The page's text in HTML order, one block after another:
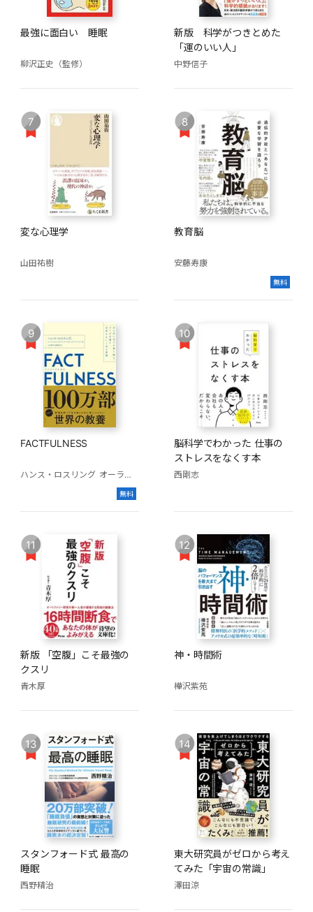
最強に面白い 睡眠
柳沢正史（監修）
新版 科学がつきとめた
「運のいい人」
中野信子
7
変な心理学
山田祐樹
8
教育脳
安藤寿康
無料
9
FACTFULNESS
ハンス・ロスリング オーラ・ロスリング アンナ・ロスリング・ロンランド
無料
10
脳科学でわかった 仕事の
ストレスをなくす本
西剛志
11
新版 「空腹」こそ最強の
クスリ
青木厚
12
神・時間術
樺沢紫苑
13
スタンフォード式 最高の
睡眠
西野精治
14
東大研究員がゼロから考え
てみた「宇宙の常識」
澤田涼